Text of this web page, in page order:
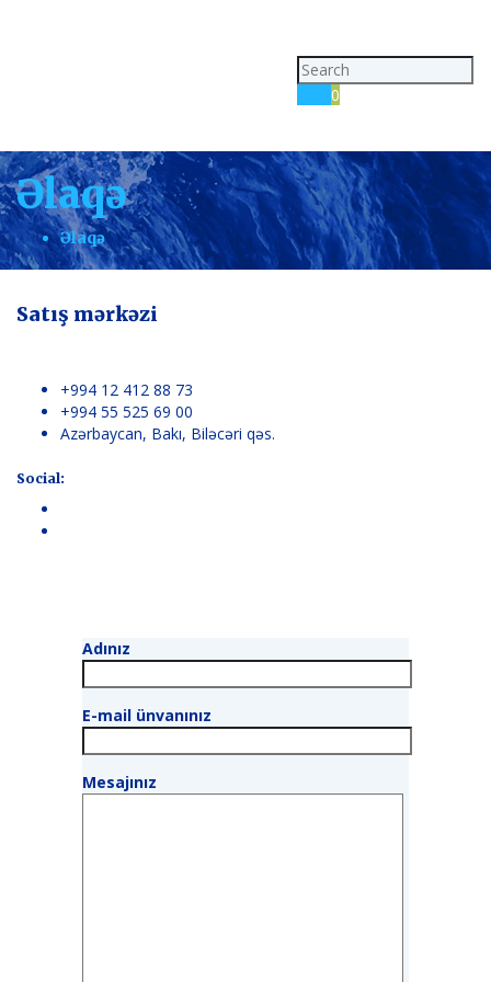
0
Əlaqə
Əlaqə
Satış mərkəzi
+994 12 412 88 73
+994 55 525 69 00
Azərbaycan, Bakı, Biləcəri qəs.
Social:
Adınız
E-mail ünvanınız
Mesajınız